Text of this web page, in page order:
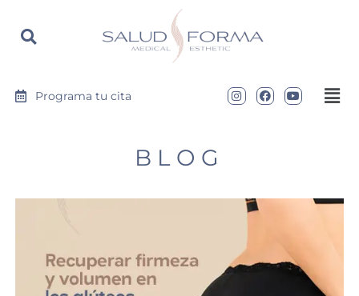
https://saludyformamedical.com
Programa tu cita
BLOG